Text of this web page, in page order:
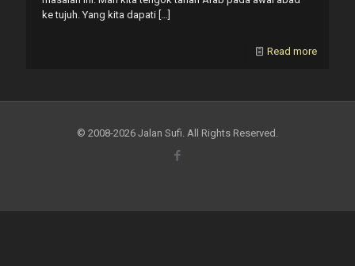
ke tujuh. Yang kita dapati […]
Read more
© 2008-2026 Jalan Sufi. All Rights Reserved.